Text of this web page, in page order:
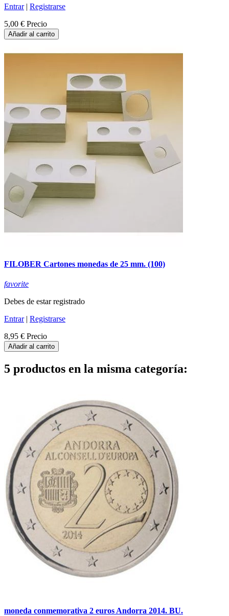
Entrar| Registrarse
5,00 € Precio
Añadir al carrito
FILOBER Cartones monedas de 25 mm. (100)
favorite
Debes de estar registrado
Entrar| Registrarse
8,95 € Precio
Añadir al carrito
5 productos en la misma categoría:
moneda conmemorativa 2 euros Andorra 2014. BU.